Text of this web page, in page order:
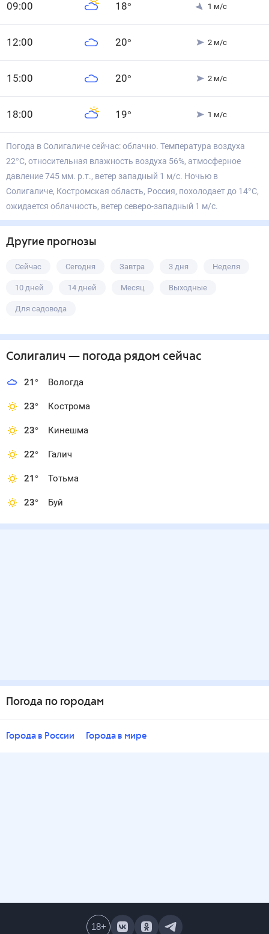
09:00 18° 1 м/с
12:00 20° 2 м/с
15:00 20° 2 м/с
18:00 19° 1 м/с
Погода в Солигаличе сейчас: облачно. Температура воздуха
22°С, относительная влажность воздуха 56%, атмосферное
давление 745 мм. р.т., ветер западный 1 м/с. Ночью в
Солигаличе, Костромская область, Россия, похолодает до 14°С,
ожидается облачность, ветер северо-западный 1 м/с.
Другие прогнозы
Сейчас Сегодня Завтра 3 дня Неделя
10 дней 14 дней Месяц Выходные
Для садовода
Солигалич — погода рядом сейчас
21° Вологда
23° Кострома
23° Кинешма
22° Галич
21° Тотьма
23° Буй
Погода по городам
Города в России Города в мире
18+